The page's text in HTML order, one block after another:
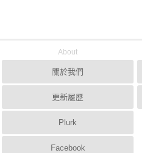
About
關於我們
更新履歷
Plurk
Facebook